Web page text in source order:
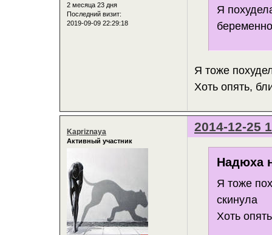
2 месяца 23 дня
Последний визит:
2019-09-09 22:29:18
Я
Я тоже
Хоть опять,
2014-12-25
Kapriznaya
Активный участник
Надюха
Я тоже
скинула
Хоть